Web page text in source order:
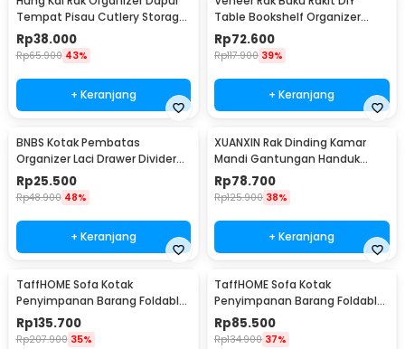
Tempat Pisau Cutlery Storage
Box - PP23
Rp38.000
Rp65.900 43%
+ Keranjang
Table Bookshelf Organizer
Kayu 50x17x34.5cm - ZW404
Rp72.600
Rp117.900 39%
+ Keranjang
BNBS Kotak Pembatas
Organizer Laci Drawer Divider
Box Plastik 8 PCS - HJ1992
Rp25.500
Rp48.900 48%
+ Keranjang
XUANXIN Rak Dinding Kamar
Mandi Gantungan Handuk
Double Layer - B04-1
Rp78.700
Rp125.900 38%
+ Keranjang
TaffHOME Sofa Kotak
Penyimpanan Barang Foldable
Storage Box 76x38x36.5cm -
L1705
Rp135.700
Rp207.900 35%
TaffHOME Sofa Kotak
Penyimpanan Barang Foldable
Storage Box 38x38x36.5cm -
L1705
Rp85.500
Rp134.900 37%